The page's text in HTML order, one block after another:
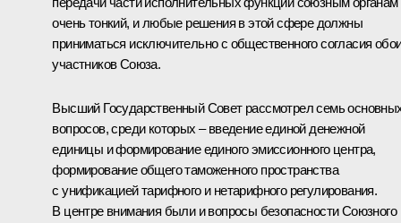
очень тонкий, и любые решения в этой сфере должны
приниматься исключительно с общественного согласия
участников Союза.
Высший Государственный Совет рассмотрел семь
вопросов, среди которых – введение единой денежной
единицы и формирование единого эмиссионного центра,
формирование общего таможенного пространства
с унификацией тарифного и нетарифного регулирования.
В центре внимания были и вопросы безопасности Союзного